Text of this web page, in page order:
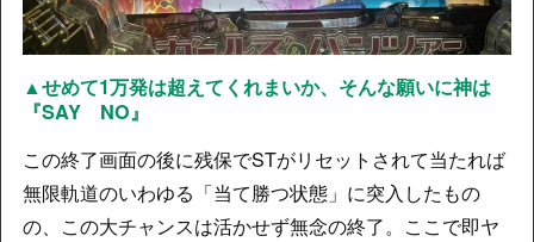
▲せめて1万発は超えてくれまいか、そんな願いに神は
『SAY NO』
この終了画面の後に残保でSTがリセットされて当たれば
無限軌道のいわゆる「当て勝つ状態」に突入したもの
の、この大チャンスは活かせず無念の終了。ここで即ヤ